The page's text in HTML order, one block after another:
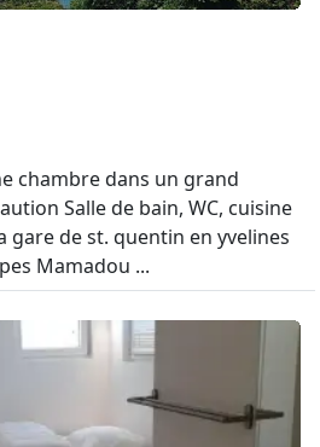
chambre dans un grand
Salle de bain, WC, cuisine
gare de st. quentin en yvelines
Mamadou ...